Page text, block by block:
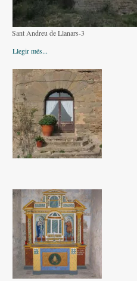
Altres festes
AGENDA
ON MENJAR I DORMIR
Cases rurals, agroturisme
RUTES
Miradors de la Comarca
Romànic del Lluçanès
Sant Andreu de Llanars-3
Llegir més...